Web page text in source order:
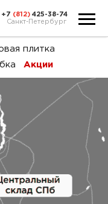
и
+7 (812) 425-38-74
Санкт-Петербург
плитка
Акции